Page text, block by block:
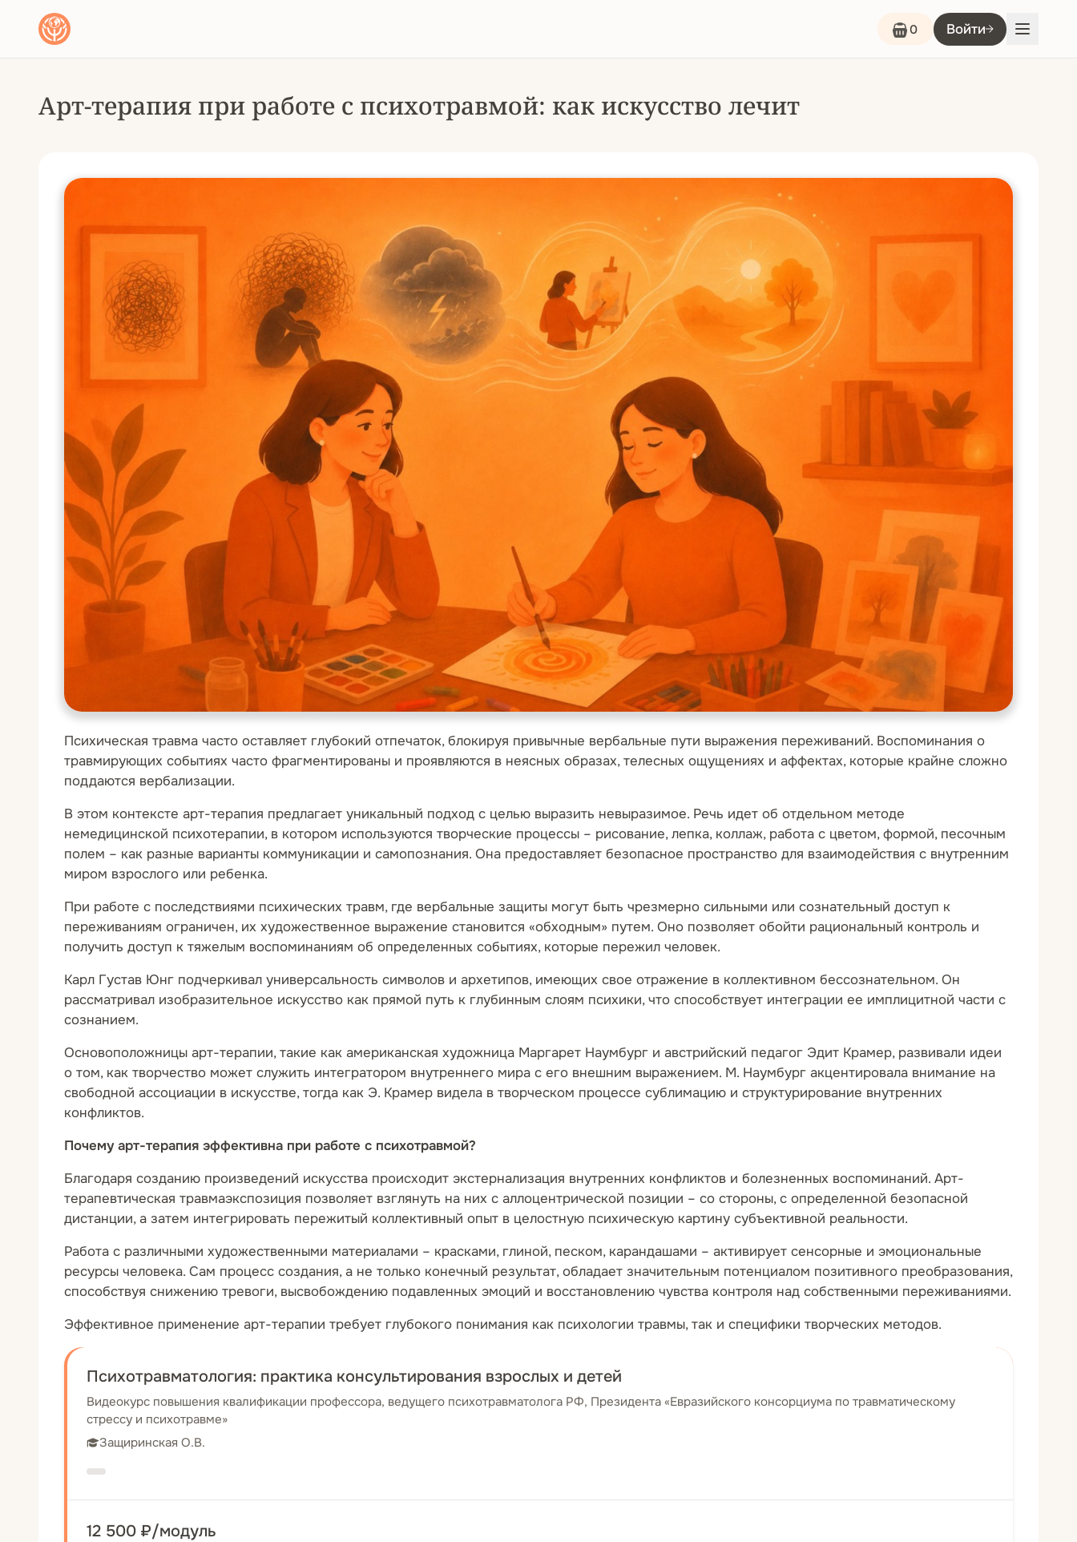
0 Войти
Арт-терапия при работе с психотравмой: как искусство лечит
Психическая травма часто оставляет глубокий отпечаток, блокируя привычные вербальные пути выражения переживаний. Воспоминания о
травмирующих событиях часто фрагментированы и проявляются в неясных образах, телесных ощущениях и аффектах, которые крайне сложно
поддаются вербализации.
В этом контексте арт-терапия предлагает уникальный подход с целью выразить невыразимое. Речь идет об отдельном методе
немедицинской психотерапии, в котором используются творческие процессы – рисование, лепка, коллаж, работа с цветом, формой, песочным
полем – как разные варианты коммуникации и самопознания. Она предоставляет безопасное пространство для взаимодействия с внутренним
миром взрослого или ребенка.
При работе с последствиями психических травм, где вербальные защиты могут быть чрезмерно сильными или сознательный доступ к
переживаниям ограничен, их художественное выражение становится «обходным» путем. Оно позволяет обойти рациональный контроль и
получить доступ к тяжелым воспоминаниям об определенных событиях, которые пережил человек.
Карл Густав Юнг подчеркивал универсальность символов и архетипов, имеющих свое отражение в коллективном бессознательном. Он
рассматривал изобразительное искусство как прямой путь к глубинным слоям психики, что способствует интеграции ее имплицитной части с
сознанием.
Основоположницы арт-терапии, такие как американская художница Маргарет Наумбург и австрийский педагог Эдит Крамер, развивали идеи
о том, как творчество может служить интегратором внутреннего мира с его внешним выражением. М. Наумбург акцентировала внимание на
свободной ассоциации в искусстве, тогда как Э. Крамер видела в творческом процессе сублимацию и структурирование внутренних
конфликтов.
Почему арт-терапия эффективна при работе с психотравмой?
Благодаря созданию произведений искусства происходит экстернализация внутренних конфликтов и болезненных воспоминаний. Арт-
терапевтическая травмаэкспозиция позволяет взглянуть на них с аллоцентрической позиции – со стороны, с определенной безопасной
дистанции, а затем интегрировать пережитый коллективный опыт в целостную психическую картину субъективной реальности.
Работа с различными художественными материалами – красками, глиной, песком, карандашами – активирует сенсорные и эмоциональные
ресурсы человека. Сам процесс создания, а не только конечный результат, обладает значительным потенциалом позитивного преобразования,
способствуя снижению тревоги, высвобождению подавленных эмоций и восстановлению чувства контроля над собственными переживаниями.
Эффективное применение арт-терапии требует глубокого понимания как психологии травмы, так и специфики творческих методов.
Психотравматология: практика консультирования взрослых и детей
Видеокурс повышения квалификации профессора, ведущего психотравматолога РФ, Президента «Евразийского консорциума по травматическому
стрессу и психотравме»
Защиринская О.В.
12 500 ₽/модуль